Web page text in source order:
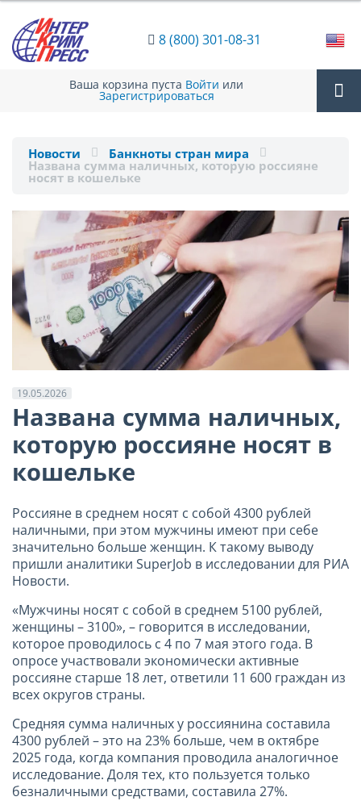
8 (800) 301-08-31
Ваша корзина пуста Войти или
Зарегистрироваться
Новости Банкноты стран мира
Названа сумма наличных, которую россияне
носят в кошельке
19.05.2026
Названа сумма наличных,
которую россияне носят в
кошельке
Россияне в среднем носят с собой 4300 рублей
наличными, при этом мужчины имеют при себе
значительно больше женщин. К такому выводу
пришли аналитики SuperJob в исследовании для РИА
Новости.
«Мужчины носят с собой в среднем 5100 рублей,
женщины – 3100», – говорится в исследовании,
которое проводилось с 4 по 7 мая этого года. В
опросе участвовали экономически активные
россияне старше 18 лет, ответили 11 600 граждан из
всех округов страны.
Средняя сумма наличных у россиянина составила
4300 рублей – это на 23% больше, чем в октябре
2025 года, когда компания проводила аналогичное
исследование. Доля тех, кто пользуется только
безналичными средствами, составила 27%.